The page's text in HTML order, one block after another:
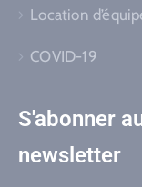
Location
COVID-19
S'abonner
newsletter